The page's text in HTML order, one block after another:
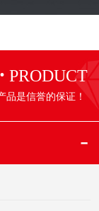
· PRODUCT
品是信誉的保证！